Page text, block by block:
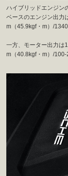
ハイブリッドエンジン
ベースのエンジン出力
m（45.9kgf・m）/
一方、モーター出力は
m（40.8kgf・m）/100-